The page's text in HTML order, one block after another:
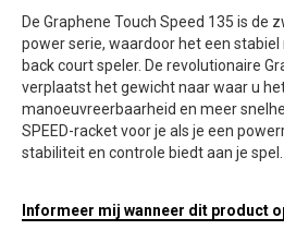
De Graphene Touch Speed 135 is de
power serie, waardoor het een
back court speler. De revolutionaire
verplaatst het gewicht naar waar u
manoeuvreerbaarheid en meer
SPEED-racket voor je als je een
stabiliteit en controle biedt aan je spel.
Informeer mij wanneer dit product